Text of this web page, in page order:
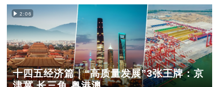
2:06
十四五经济篇｜“高质量发展”3张王牌：京